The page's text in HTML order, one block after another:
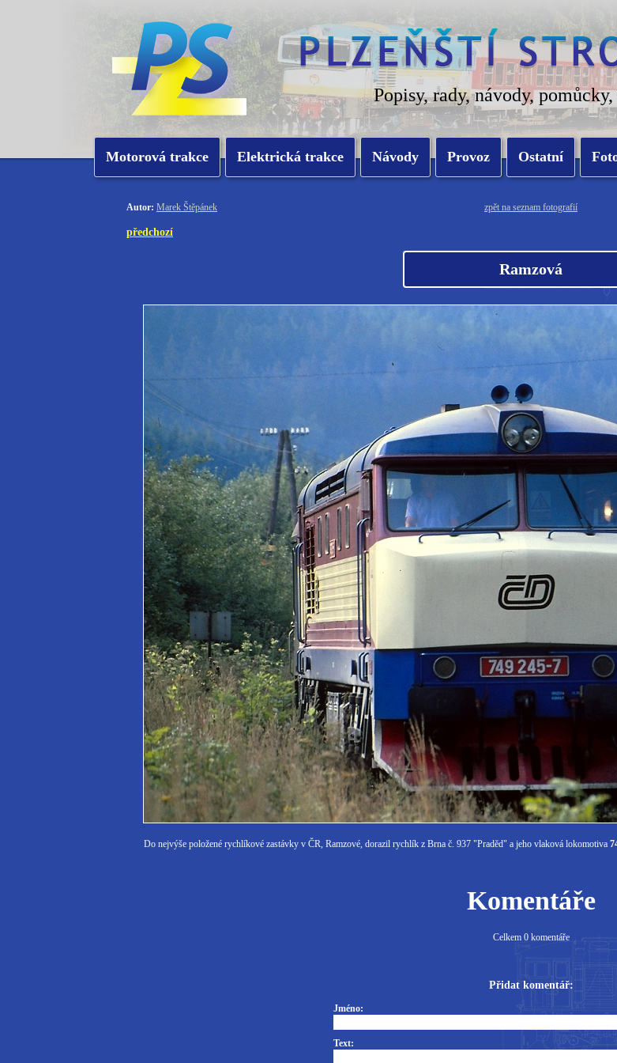
Popisy, rady, návody,
Motorová trakce Elektrická trakce Návody Provoz Ostatní
zpět na seznam fotografií
Autor: Marek Štěpánek
předchozí
Ramzová
Do nejvýše položené rychlíkové zastávky v ČR, Ramzové, dorazil rychlík z Brna č. 937 "Praděd" a jeho vlaková lokomotiva
Komentáře
Celkem 0 komentáře
Přidat komentář:
Jméno:
Text: